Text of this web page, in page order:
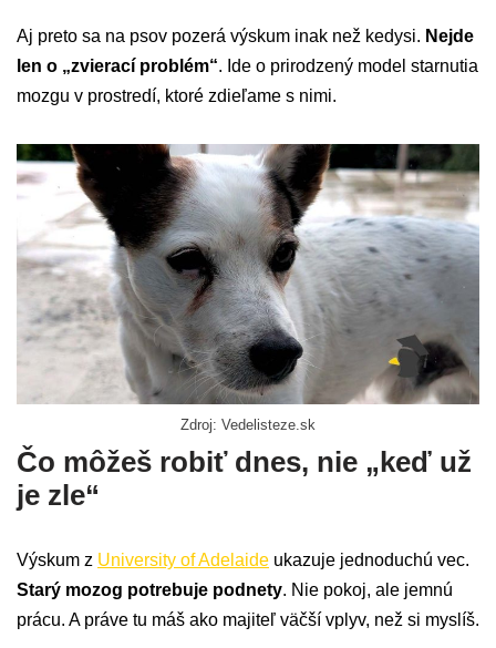
Aj preto sa na psov pozerá výskum inak než kedysi. Nejde
len o „zvierací problém“. Ide o prirodzený model starnutia
mozgu v prostredí, ktoré zdieľame s nimi.
Zdroj: Vedelisteze.sk
Čo môžeš robiť dnes, nie „keď už
je zle“
Výskum z University of Adelaide ukazuje jednoduchú vec.
Starý mozog potrebuje podnety. Nie pokoj, ale jemnú
prácu. A práve tu máš ako majiteľ väčší vplyv, než si myslíš.